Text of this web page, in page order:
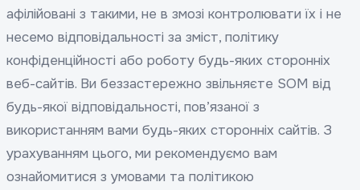
афілійовані з такими, не в змозі контролювати їх і не
несемо відповідальності за зміст, політику
конфіденційності або роботу будь-яких сторонніх
веб-сайтів. Ви беззастережно звільняєте SOM від
будь-якої відповідальності, пов’язаної з
використанням вами будь-яких сторонніх сайтів. З
урахуванням цього, ми рекомендуємо вам
ознайомитися з умовами та політикою